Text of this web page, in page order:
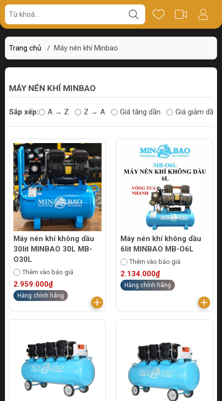
Trang chủ / Máy nén khí Minbao
MÁY NÉN KHÍ MINBAO
Sắp xếp: A → Z Z → A Giá tăng dần Giá giảm dần
Máy nén khí không dầu
30lit MINBAO 30L MB-
O30L
Thêm vào báo giá
2.959.000₫
Hàng chính hãng
Máy nén khí không dầu
6lit MINBAO MB-O6L
Thêm vào báo giá
2.134.000₫
Hàng chính hãng